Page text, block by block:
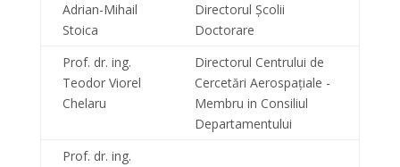
Adrian-Mihail
Stoica
Directorul Școlii
Doctorare
Prof. dr. ing.
Teodor Viorel
Chelaru
Directorul Centrului de
Cercetări Aerospațiale -
Membru in Consiliul
Departamentului
Prof. dr. ing.